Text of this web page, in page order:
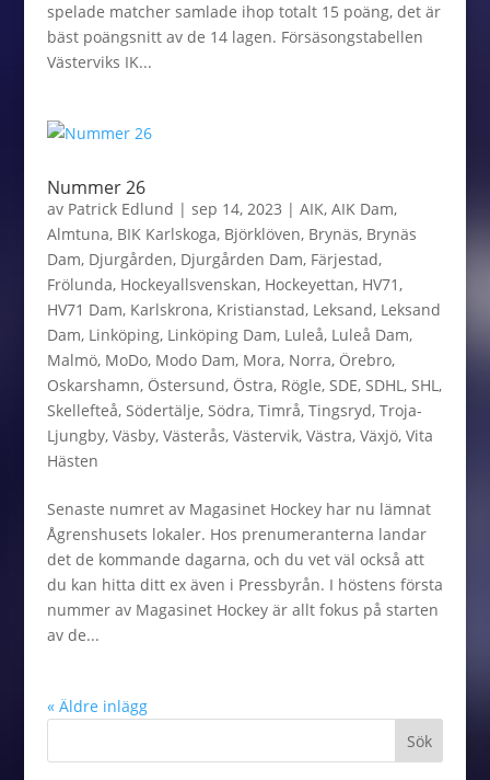
spelade matcher samlade ihop totalt 15 poäng, det är
bäst poängsnitt av de 14 lagen. Försäsongstabellen
Västerviks IK...
Nummer 26
av Patrick Edlund | sep 14, 2023 | AIK, AIK Dam,
Almtuna, BIK Karlskoga, Björklöven, Brynäs, Brynäs
Dam, Djurgården, Djurgården Dam, Färjestad,
Frölunda, Hockeyallsvenskan, Hockeyettan, HV71,
HV71 Dam, Karlskrona, Kristianstad, Leksand, Leksand
Dam, Linköping, Linköping Dam, Luleå, Luleå Dam,
Malmö, MoDo, Modo Dam, Mora, Norra, Örebro,
Oskarshamn, Östersund, Östra, Rögle, SDE, SDHL, SHL,
Skellefteå, Södertälje, Södra, Timrå, Tingsryd, Troja-
Ljungby, Väsby, Västerås, Västervik, Västra, Växjö, Vita
Hästen
Senaste numret av Magasinet Hockey har nu lämnat
Ågrenshusets lokaler. Hos prenumeranterna landar
det de kommande dagarna, och du vet väl också att
du kan hitta ditt ex även i Pressbyrån. I höstens första
nummer av Magasinet Hockey är allt fokus på starten
av de...
« Äldre inlägg